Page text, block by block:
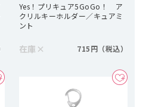
Yes！プリキュア5GoGo！ ア
クリルキーホルダー／キュアミ
ント
在庫 × 715円